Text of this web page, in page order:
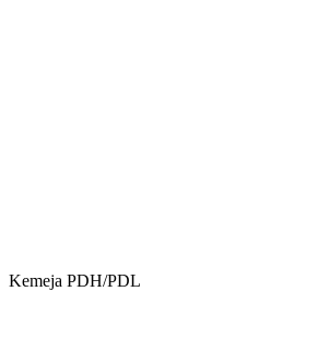
Kemeja PDH/PDL